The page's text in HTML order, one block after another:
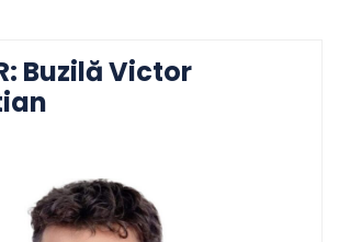
Buzilă Victor